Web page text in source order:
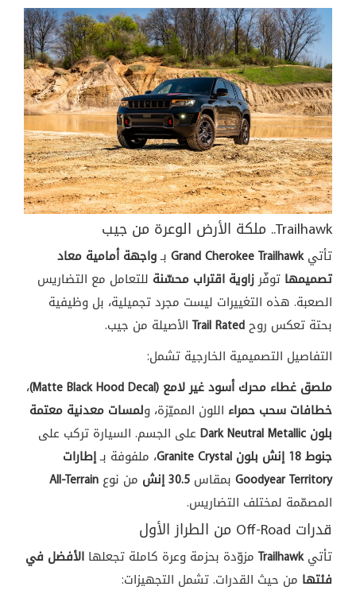
Trailhawk.. ملكة الأرض الوعرة من جيب
تأتيGrand Cherokee Trailhawk بـواجهة أمامية معاد
تصميمها توفّرزاوية اقتراب محسّنة للتعامل مع التضاريس
الصعبة. هذه التغييرات ليست مجرد تجميلية، بل وظيفية
بحتة تعكس روحTrail Rated الأصيلة من جيب.
التفاصيل التصميمية الخارجية تشمل:
ملصق غطاء محرك أسود غير لامع (Matte Black Hood Decal)
،
خطافات سحب حمراء اللون المميّزة، ولمسات معدنية معتمة
بلون Dark Neutral Metallic
على الجسم. السيارة تركب على
جنوط 18 إنش بلون Granite Crystal
، ملفوفة بـإطارات
Goodyear Territory بمقاس 30.5 إنش من نوع All-Terrain
المصمّمة لمختلف التضاريس.
قدرات Off-Road من الطراز الأول
تأتيTrailhawk مزوّدة بحزمة وعرة كاملة تجعلها الأفضل في
فئتها من حيث القدرات. تشمل التجهيزات: